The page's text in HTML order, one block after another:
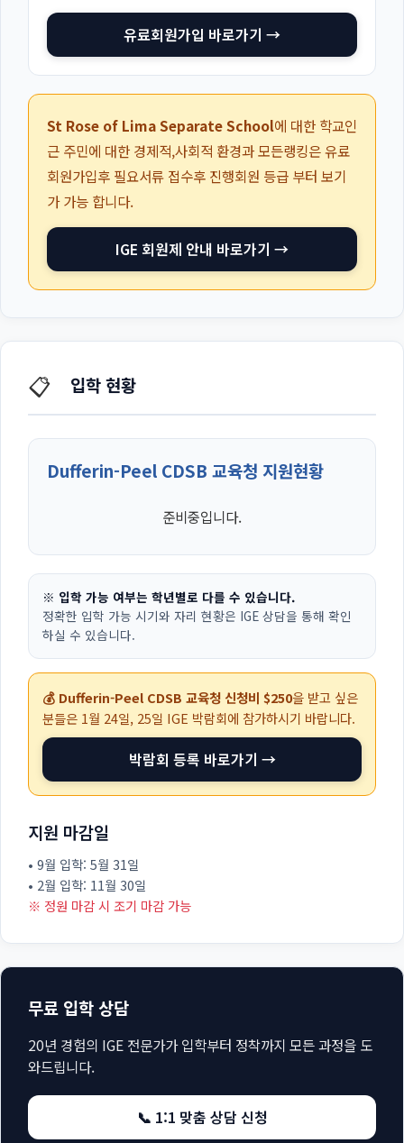
유료회원가입 바로가기 →
St Rose of Lima Separate School에 대한 학교인
근 주민에 대한 경제적,사회적 환경과 모든랭킹은 유료
회원가입후 필요서류 접수후 진행회원 등급 부터 보기
가 가능 합니다.
IGE 회원제 안내 바로가기 →
📋 입학 현황
Dufferin-Peel CDSB 교육청 지원현황
준비중입니다.
※ 입학 가능 여부는 학년별로 다를 수 있습니다.
정확한 입학 가능 시기와 자리 현황은 IGE 상담을 통해 확인
하실 수 있습니다.
💰 Dufferin-Peel CDSB 교육청 신청비 $250을 받고 싶은
분들은 1월 24일, 25일 IGE 박람회에 참가하시기 바랍니다.
박람회 등록 바로가기 →
지원 마감일
• 9월 입학: 5월 31일
• 2월 입학: 11월 30일
※ 정원 마감 시 조기 마감 가능
무료 입학 상담
20년 경험의 IGE 전문가가 입학부터 정착까지 모든 과정을 도
와드립니다.
📞 1:1 맞춤 상담 신청